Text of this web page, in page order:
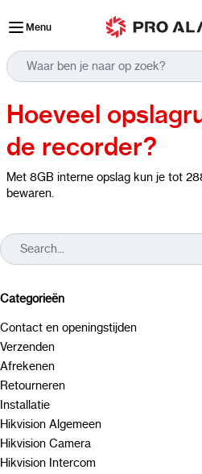
Menu
Hoeveel
de recorder?
Met 8GB interne opslag kun je tot
bewaren.
Categorieën
Contact en openingstijden
Verzenden
Afrekenen
Retourneren
Installatie
Hikvision Algemeen
Hikvision Camera
Hikvision Intercom